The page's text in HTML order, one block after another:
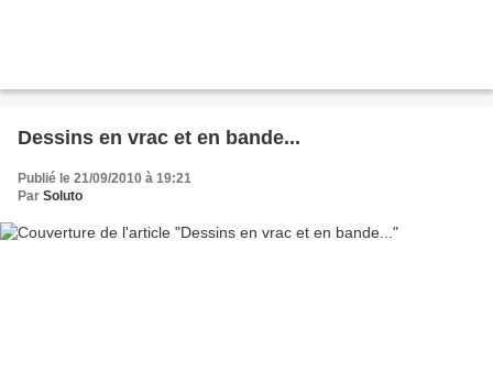
Dessins en vrac et en bande...
Publié le 21/09/2010 à 19:21
Par Soluto